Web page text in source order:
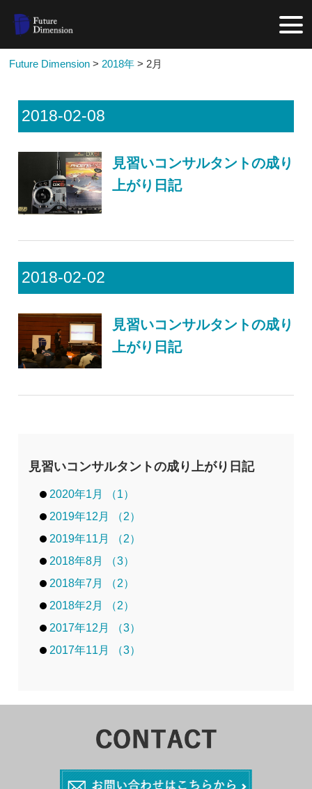
Future Dimension > 2018年 > 2月
2018-02-08
見習いコンサルタントの成り
上がり日記
2018-02-02
見習いコンサルタントの成り
上がり日記
見習いコンサルタントの成り上がり日記
2020年1月 （1）
2019年12月 （2）
2019年11月 （2）
2018年8月 （3）
2018年7月 （2）
2018年2月 （2）
2017年12月 （3）
2017年11月 （3）